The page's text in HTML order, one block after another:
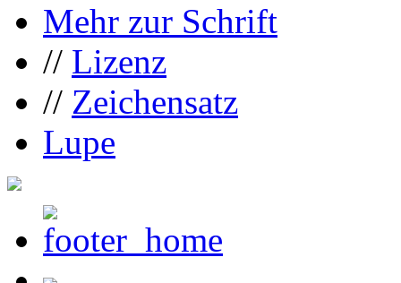
Mehr zur Schrift
// Lizenz
// Zeichensatz
Lupe